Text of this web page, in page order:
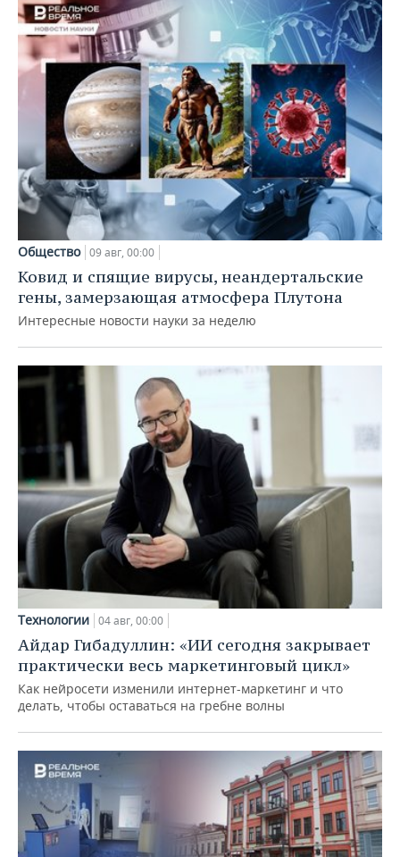
Общество 09 авг, 00:00
Ковид и спящие вирусы, неандертальские
гены, замерзающая атмосфера Плутона
Интересные новости науки за неделю
Технологии 04 авг, 00:00
Айдар Гибадуллин: «ИИ сегодня закрывает
практически весь маркетинговый цикл»
Как нейросети изменили интернет-маркетинг и что
делать, чтобы оставаться на гребне волны